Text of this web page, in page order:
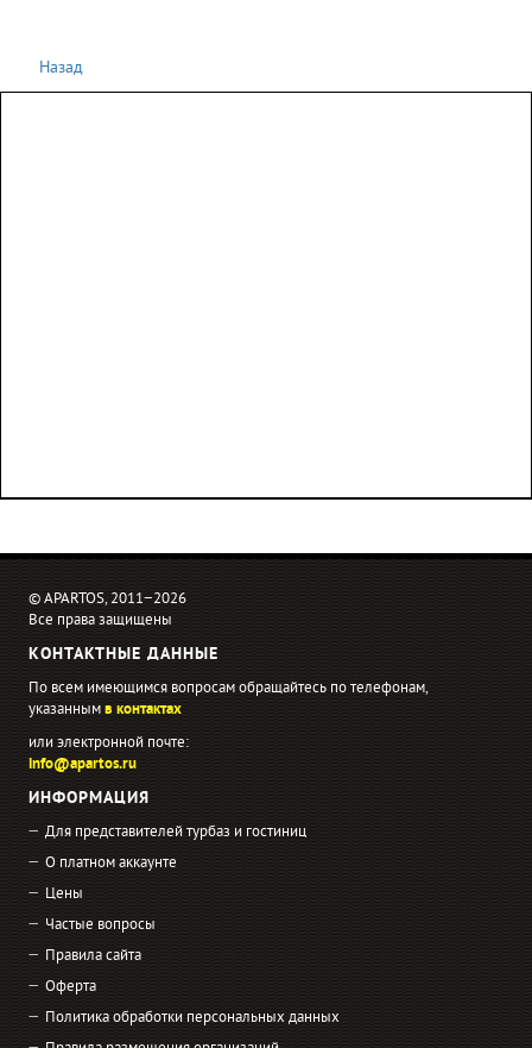
Назад
© APARTOS, 2011−2026
Все права защищены
КОНТАКТНЫЕ ДАННЫЕ
По всем имеющимся вопросам обращайтесь по телефонам,
указаннымв контактах
или электронной почте:
info@apartos.ru
ИНФОРМАЦИЯ
Для представителей турбаз и гостиниц
О платном аккаунте
Цены
Частые вопросы
Правила сайта
Оферта
Политика обработки персональных данных